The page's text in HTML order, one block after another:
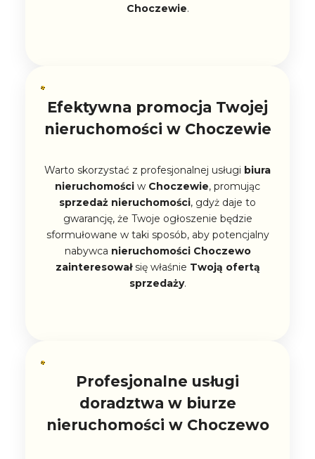
Choczewie.
Efektywna promocja Twojej
nieruchomości w Choczewie
Warto skorzystać z profesjonalnej usługi biura
nieruchomości w Choczewie, promując
sprzedaż nieruchomości, gdyż daje to
gwarancję, że Twoje ogłoszenie będzie
sformułowane w taki sposób, aby potencjalny
nabywca nieruchomości Choczewo
zainteresowałsię właśnie Twoją ofertą
sprzedaży.
Profesjonalne usługi
doradztwa w biurze
nieruchomości w Choczewo